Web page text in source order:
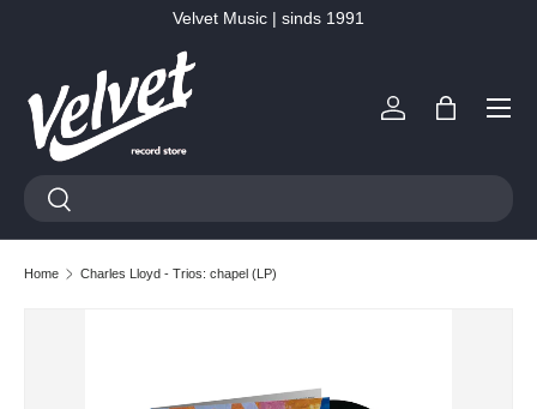
Velvet Music | sinds 1991
Zoeken
Zoeken
Inloggen
Tas
Menu
Home Charles Lloyd - Trios: chapel (LP)